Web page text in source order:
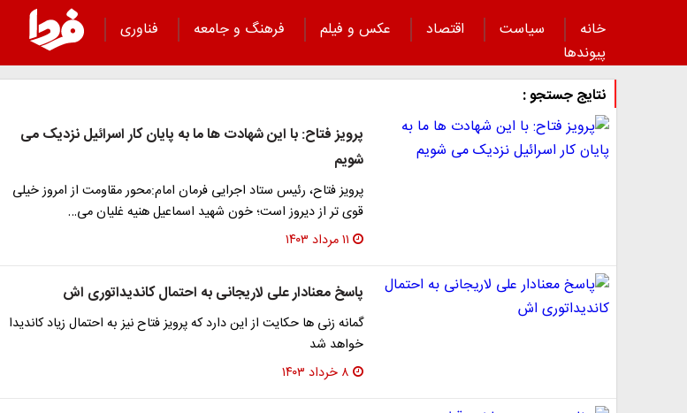
خانه سیاست اقتصاد عکس و فیلم فرهنگ و جامعه
فناوری
پیوند‌ها
نتایج جستجو :
پرویز فتاح: با این شهادت ها ما به پایان کار اسرائیل نزدیک می
شویم
پرویز فتاح، رئیس ستاد اجرایی فرمان امام:محور مقاومت از امروز خیلی
قوی تر از دیروز است؛ خون شهید اسماعیل هنیه غلیان می…
۱۱ مرداد ۱۴۰۳
پاسخ معنادار علی لاریجانی به احتمال کاندیداتوری اش
گمانه زنی ها حکایت از این دارد که پرویز فتاح نیز به احتمال زیاد کاندیدا
خواهد شد
۸ خرداد ۱۴۰۳